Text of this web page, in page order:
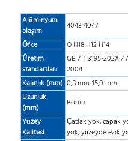
Alüminyum
alaşım
4043 4047
Öfke
O H18 H12 H14
Üretim
standartları
GB / T 3195-202X /
2004
Kalınlık (mm) 0,8 mm-15,0 mm
Uzunluk
(mm)
Bobin
Yüzey
Kalitesi
Çatlak yok, çapak
yok, yüzeyde ezik